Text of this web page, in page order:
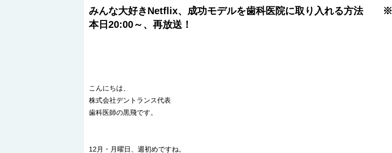
みんな大好きNetflix、成功モデルを歯科医院に取り入れる方法 ※
本日20:00～、再放送！
こんにちは、
株式会社デントランス代表
歯科医師の黒飛です。
12月・月曜日、週初めですね。